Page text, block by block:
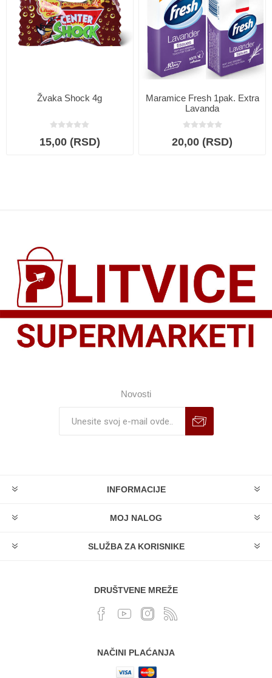
Žvaka Shock 4g
15,00 (RSD)
Maramice Fresh 1pak. Extra
Lavanda
20,00 (RSD)
Novosti
INFORMACIJE
MOJ NALOG
SLUŽBA ZA KORISNIKE
DRUŠTVENE MREŽE
NAČINI PLAĆANJA